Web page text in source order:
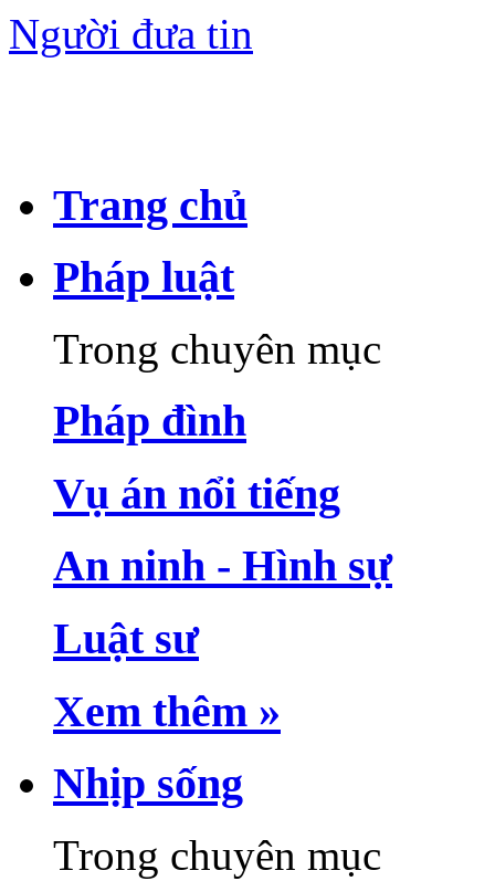
Người đưa tin
Trang chủ
Pháp luật
Trong chuyên mục
Pháp đình
Vụ án nổi tiếng
An ninh - Hình sự
Luật sư
Xem thêm »
Nhịp sống
Trong chuyên mục